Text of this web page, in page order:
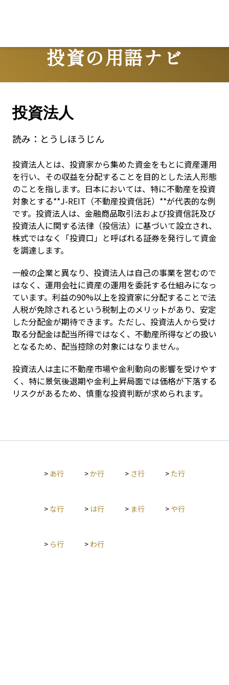
投資の用語ナビ
Terms
投資法人
読み： とうしほうじん
投資法人とは、投資家から集めた資金をもとに資産運用
を行い、その収益を分配することを目的とした法人形態
のことを指します。日本においては、特に不動産を投資
対象とする**J-REIT（不動産投資信託）**が代表的な例
です。投資法人は、金融商品取引法および投資信託及び
投資法人に関する法律（投信法）に基づいて設立され、
株式ではなく「投資口」と呼ばれる証券を発行して資金
を調達します。
一般の企業と異なり、投資法人は自己の事業を営むので
はなく、運用会社に資産の運用を委託する仕組みになっ
ています。利益の90%以上を投資家に分配することで法
人税が免除されるという税制上のメリットがあり、安定
した分配金が期待できます。ただし、投資法人から受け
取る分配金は配当所得ではなく、不動産所得などの扱い
となるため、配当控除の対象にはなりません。
投資法人は主に不動産市場や金利動向の影響を受けやす
く、特に景気後退期や金利上昇局面では価格が下落する
リスクがあるため、慎重な投資判断が求められます。
> あ行 >か行 > さ行 > た行
> な行 > は行 > ま行 > や行
> ら行 > わ行